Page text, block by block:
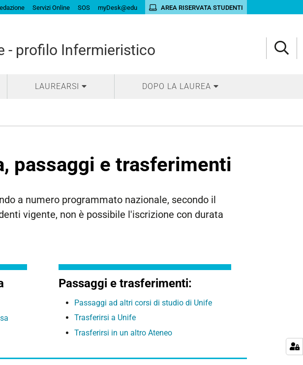
Servizi Online SOS myDesk@edu AREA RISERVATA STUDENTI
- profilo Infermieristico
LAUREARSI DOPO LA LAUREA
passaggi e trasferimenti
a numero programmato nazionale, secondo il
vigente, non è possibile l'iscrizione con durata
Passaggi e trasferimenti:
Passaggi ad altri corsi di studio di Unife
Trasferirsi a Unife
Trasferirsi in un altro Ateneo